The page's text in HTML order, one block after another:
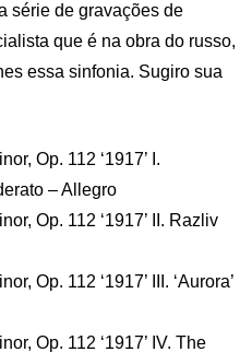
série de gravações de
que é na obra do russo,
essa sinfonia. Sugiro sua
Op. 112 ‘1917’ I.
– Allegro
Op. 112 ‘1917’ II. Razliv
Op. 112 ‘1917’ III. ‘Aurora’
Op. 112 ‘1917’ IV. The